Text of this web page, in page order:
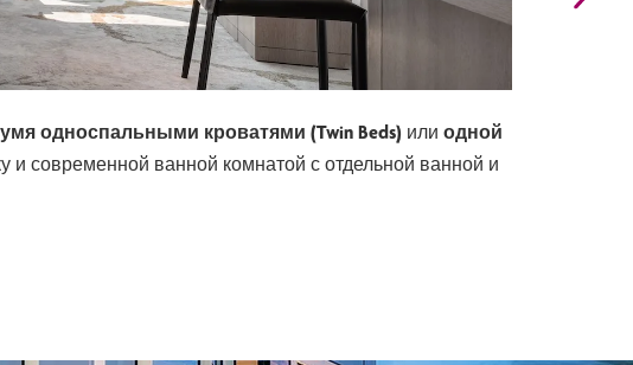
односпальными кроватями (Twin Beds) или одной
современной ванной комнатой с отдельной ванной и